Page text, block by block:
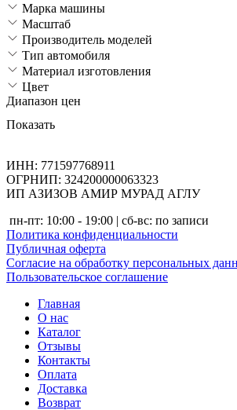
Марка машины
Масштаб
Производитель моделей
Тип автомобиля
Материал изготовления
Цвет
Диапазон цен
Показать
ИНН: 771597768911
ОГРНИП: 324200000063323
ИП АЗИЗОВ АМИР МУРАД АГЛУ
пн-пт: 10:00 - 19:00 | сб-вс: по записи
Политика конфиденциальности
Публичная оферта
Согласие на обработку персональных
Пользовательское соглашение
Главная
О нас
Каталог
Отзывы
Контакты
Оплата
Доставка
Возврат